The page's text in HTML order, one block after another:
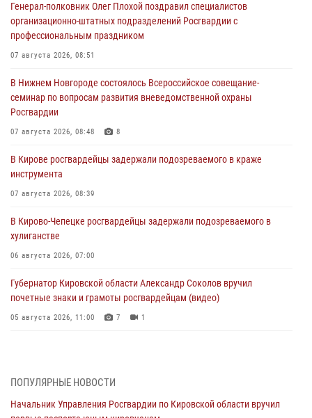
Генерал-полковник Олег Плохой поздравил специалистов
организационно-штатных подразделений Росгвардии с
профессиональным праздником
07 августа 2026, 08:51
В Нижнем Новгороде состоялось Всероссийское совещание-
семинар по вопросам развития вневедомственной охраны
Росгвардии
07 августа 2026, 08:48 8
В Кирове росгвардейцы задержали подозреваемого в краже
инструмента
07 августа 2026, 08:39
В Кирово-Чепецке росгвардейцы задержали подозреваемого в
хулиганстве
06 августа 2026, 07:00
Губернатор Кировской области Александр Соколов вручил
почетные знаки и грамоты росгвардейцам (видео)
05 августа 2026, 11:00 7 1
04 августа 2026, 09:30
В Кирове росгвардейцы задержали подозреваемого в грабеже
ПОПУЛЯРНЫЕ НОВОСТИ
Начальник Управления Росгвардии по Кировской области вручил